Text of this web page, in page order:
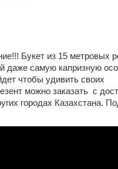
Букет из 15 метровых
даже самую капризную
чтобы удивить своих
можно заказать с
городах Казахстана.